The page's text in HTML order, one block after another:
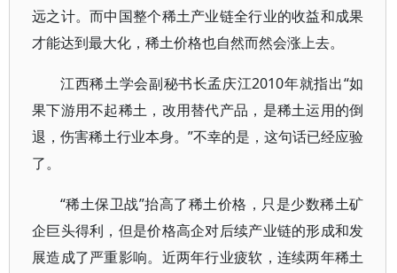
远之计。而中国整个稀土产业链全行业的收益和成果
才能达到最大化，稀土价格也自然而然会涨上去。
江西稀土学会副秘书长孟庆江2010年就指出“如
果下游用不起稀土，改用替代产品，是稀土运用的倒
退，伤害稀土行业本身。”不幸的是，这句话已经应验
了。
“稀土保卫战”抬高了稀土价格，只是少数稀土矿
企巨头得利，但是价格高企对后续产业链的形成和发
展造成了严重影响。近两年行业疲软，连续两年稀土